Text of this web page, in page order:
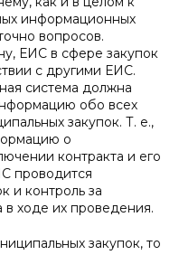
информационных
вопросов.
ЕИС в сфере закупок
с другими ЕИС.
система должна
обо всех
закупок. Т. е.,
о
контракта и его
проводится
и контроль за
ходе их проведения.
закупок, то